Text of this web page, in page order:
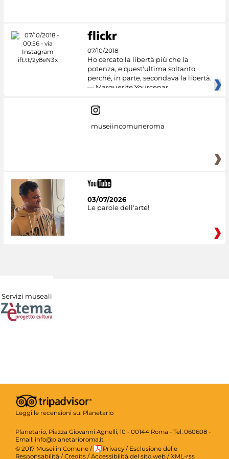
07/10/2018
Ho cercato la libertà più che la
potenza, e quest'ultima soltanto
perché, in parte, secondava la libertà.
— Marguerite Yourcenar
museiincomuneroma
03/07/2026
Le parole dell'arte!
Servizi museali
Leggi le recensioni su: Planetario
Planetario, Piazza Giovanni Agnelli, 10 - 00144 Roma - Tel. 060608 -
Email: info@planetarioroma.it
© 2017 Musei in Comune / Privacy / Esclusione delle
Responsabilità / Credits / Accessibilità del sito web / XML-rss